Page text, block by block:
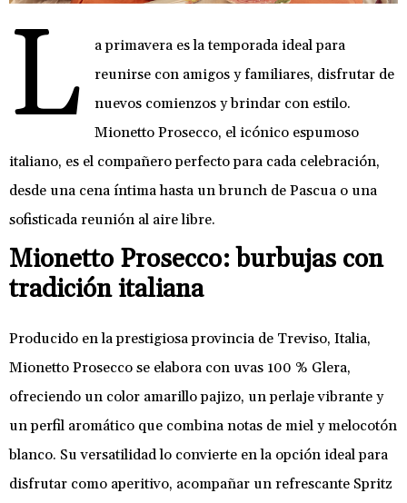
L
a primavera es la temporada ideal para
reunirse con amigos y familiares, disfrutar de
nuevos comienzos y brindar con estilo.
Mionetto Prosecco, el icónico espumoso
italiano, es el compañero perfecto para cada celebración,
desde una cena íntima hasta un brunch de Pascua o una
sofisticada reunión al aire libre.
Mionetto Prosecco: burbujas con
tradición italiana
Producido en la prestigiosa provincia de Treviso, Italia,
Mionetto Prosecco se elabora con uvas 100 % Glera,
ofreciendo un color amarillo pajizo, un perlaje vibrante y
un perfil aromático que combina notas de miel y melocotón
blanco. Su versatilidad lo convierte en la opción ideal para
disfrutar como aperitivo, acompañar un refrescante Spritz